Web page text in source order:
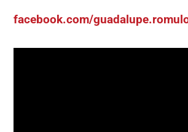
facebook.com/